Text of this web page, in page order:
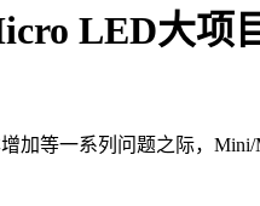
LED大项
加等一系列问题之际，Mini/